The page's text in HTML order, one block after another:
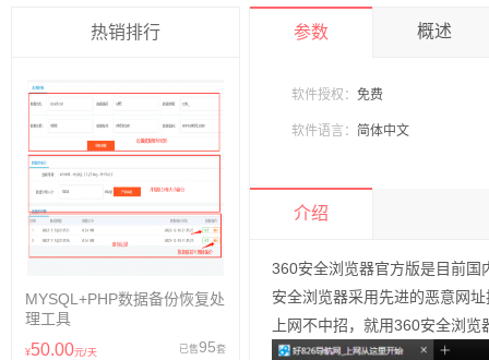
热销排行
MYSQL+PHP数据备份恢复处
理工具
¥50.00元/天 已售95套
参数 概述
软件授权：免费
软件语言：简体中文
介绍
360安全浏览器官方版是目前国
安全浏览器采用先进的恶意网
上网不中招，就用360安全浏览